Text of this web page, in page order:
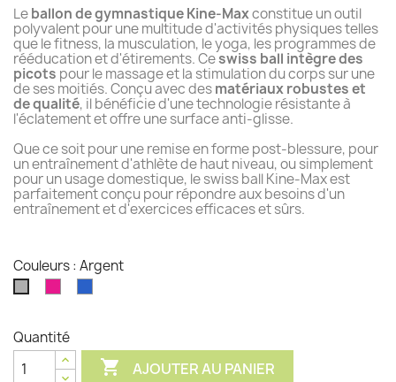
Leballon de gymnastique Kine-Maxconstitue un outil
polyvalent pour une multitude d'activités physiques telles
que le fitness, la musculation, le yoga, les programmes de
rééducation et d'étirements. Ceswiss ball intègre des
picots pour le massage et la stimulation du corps sur une
de ses moitiés. Conçu avec desmatériaux robustes et
de qualité, il bénéficie d'une technologie résistante à
l'éclatement et offre une surface anti-glisse.
Que ce soit pour une remise en forme post-blessure, pour
un entraînement d'athlète de haut niveau, ou simplement
pour un usage domestique, le swiss ball Kine-Max est
parfaitement conçu pour répondre aux besoins d'un
entraînement et d'exercices efficaces et sûrs.
Couleurs : Argent
Quantité
 AJOUTER AU PANIER